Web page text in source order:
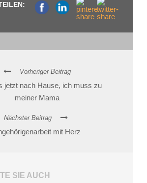
Vorheriger Beitrag
jetzt nach Hause, ich muss zu
meiner Mama
Nächster Beitrag
mit Herz
SIE AUCH